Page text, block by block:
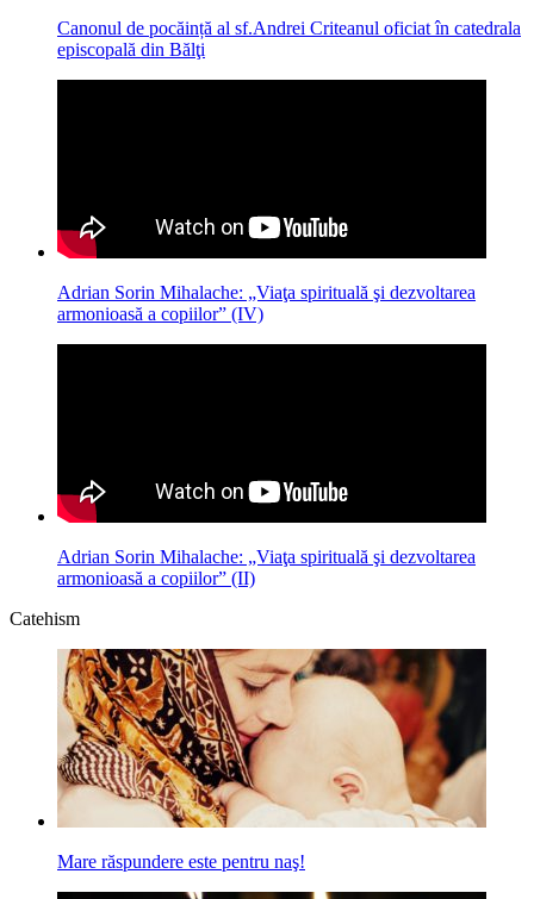
Canonul de pocăință al sf.Andrei Criteanul oficiat în catedrala
episcopală din Bălţi
Adrian Sorin Mihalache: „Viaţa spirituală şi dezvoltarea
armonioasă a copiilor” (IV)
Adrian Sorin Mihalache: „Viaţa spirituală şi dezvoltarea
armonioasă a copiilor” (II)
Catehism
Mare răspundere este pentru naş!